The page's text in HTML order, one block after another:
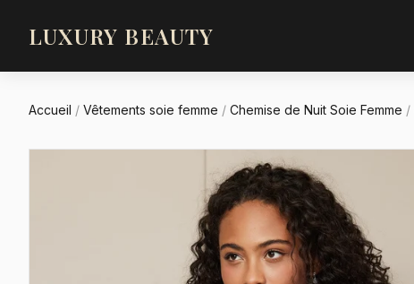
LUXURY BEAUTY
Accueil / Vêtements soie femme / Chemise de Nuit Soie Femme /